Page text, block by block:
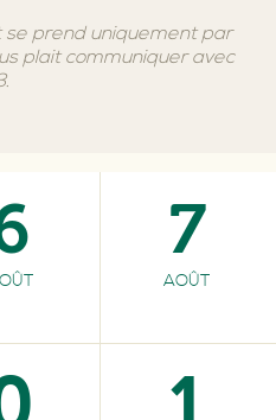
prend uniquement par
plait communiquer avec
7
AOÛT